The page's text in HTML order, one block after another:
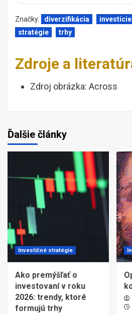
Značky: diverzifikácia investície
stratégie
trhy
Zdroje a
Zdroj obrázka: Across
Ďalšie články
Investičné stratégie
Ako premýšľať o
investovaní v roku
2026: trendy, ktoré
formujú trhy